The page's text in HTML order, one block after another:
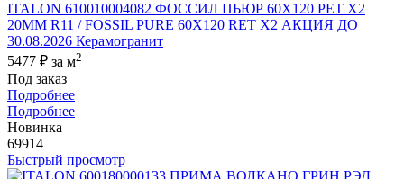
ITALON 610010004082 ФОССИЛ ПЬЮР 60X120 РЕТ Х2
20MM R11 / FOSSIL PURE 60X120 RET X2 АКЦИЯ ДО
30.08.2026 Керамогранит
5477 ₽ за м2
Под заказ
Подробнее
Подробнее
Новинка
69914
Быстрый просмотр